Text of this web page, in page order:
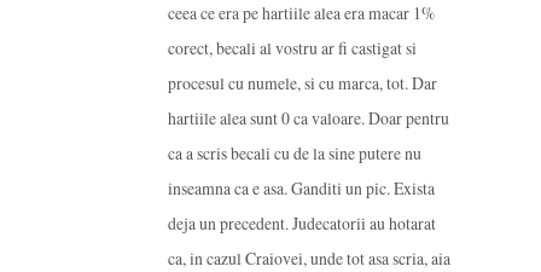
ceea ce era pe hartiile alea era macar 1%
corect, becali al vostru ar fi castigat si
procesul cu numele, si cu marca, tot. Dar
hartiile alea sunt 0 ca valoare. Doar pentru
ca a scris becali cu de la sine putere nu
inseamna ca e asa. Ganditi un pic. Exista
deja un precedent. Judecatorii au hotarat
ca, in cazul Craiovei, unde tot asa scria, aia